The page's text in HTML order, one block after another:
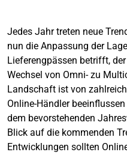
Jedes Jahr treten neue
nun die Anpassung der
Lieferengpässen betrifft,
Wechsel von Omni- zu
Landschaft ist von
Online-Händler
dem bevorstehenden
Blick auf die kommenden
Entwicklungen sollten